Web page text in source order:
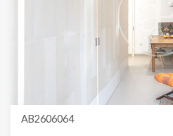
AB2606064